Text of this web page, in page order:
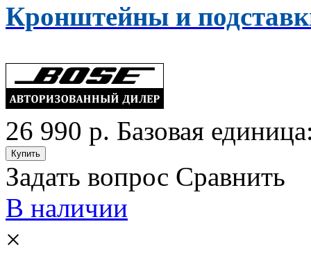
Кронштейны и
26 990 р. Базовая
Задать вопрос Сравнить
В наличии
×